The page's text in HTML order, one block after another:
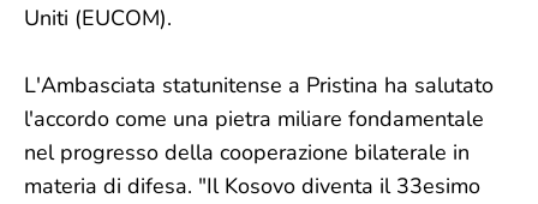
Uniti (EUCOM).
L'Ambasciata statunitense a Pristina ha salutato
l'accordo come una pietra miliare fondamentale
nel progresso della cooperazione bilaterale in
materia di difesa. "Il Kosovo diventa il 33esimo